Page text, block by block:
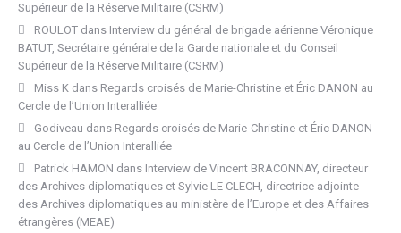
Supérieur de la Réserve Militaire (CSRM)
ROULOT dans Interview du général de brigade aérienne Véronique
BATUT, Secrétaire générale de la Garde nationale et du Conseil
Supérieur de la Réserve Militaire (CSRM)
Miss K dans Regards croisés de Marie-Christine et Éric DANON au
Cercle de l’Union Interalliée
Godiveau dans Regards croisés de Marie-Christine et Éric DANON
au Cercle de l’Union Interalliée
Patrick HAMON dans Interview de Vincent BRACONNAY, directeur
des Archives diplomatiques et Sylvie LE CLECH, directrice adjointe
des Archives diplomatiques au ministère de l’Europe et des Affaires
étrangères (MEAE)